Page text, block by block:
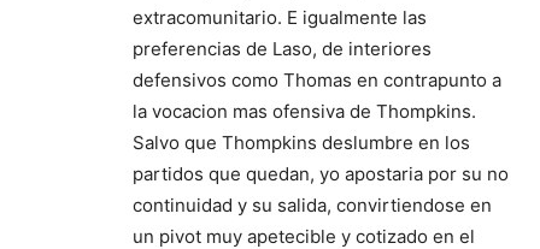
extracomunitario. E igualmente las
preferencias de Laso, de interiores
defensivos como Thomas en contrapunto a
la vocacion mas ofensiva de Thompkins.
Salvo que Thompkins deslumbre en los
partidos que quedan, yo apostaria por su no
continuidad y su salida, convirtiendose en
un pivot muy apetecible y cotizado en el